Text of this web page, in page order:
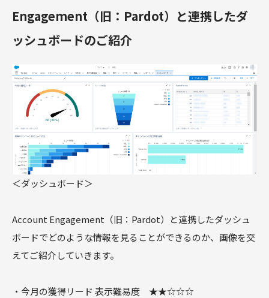
Engagement（旧：Pardot）と連携したダ
ッシュボードのご紹介
＜ダッシュボード＞
Account Engagement（旧：Pardot）と連携したダッシュ
ボードでどのような情報を見ることができるのか、画像を交
えてご紹介していきます。
・今月の獲得リード 表示難易度 ★★☆☆☆